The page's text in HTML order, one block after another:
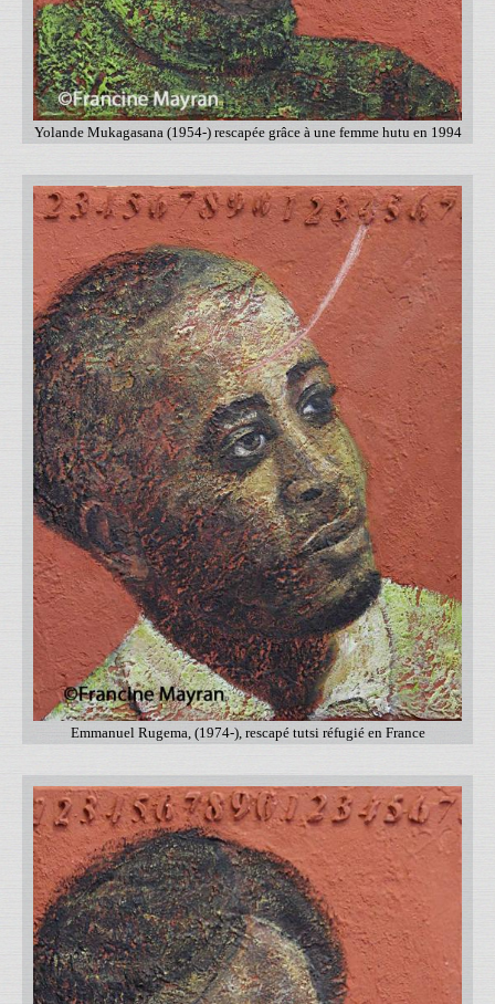
Yolande Mukagasana (1954-) rescapée grâce à une femme hutu en 1994
Emmanuel Rugema, (1974-), rescapé tutsi réfugié en France